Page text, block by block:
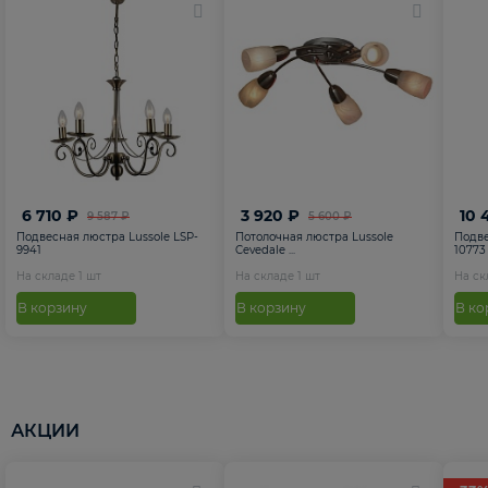
9 587 ₽
6 710 ₽
Подвесная люстра Lussole LSP-
9941
На складе 1 шт
В корзину
5 600 ₽
3 920 ₽
Потолочная люстра Lussole
Cevedale ...
На складе 1 шт
В корзину
10
10773
На
В
АКЦИИ